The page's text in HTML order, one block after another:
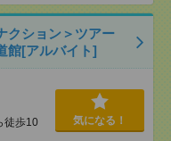
クション＞ツアー
館[アルバイト]
徒歩10
気になる！